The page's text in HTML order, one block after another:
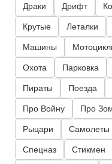
Драки Дрифт
Крутые Леталки
Машины
Охота Парковка
Пираты Поезда
Про Войну Про
Рыцари Самолеты
Спецназ Стикмен